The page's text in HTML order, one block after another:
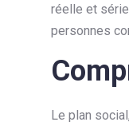
réelle et
personnes
Le plan